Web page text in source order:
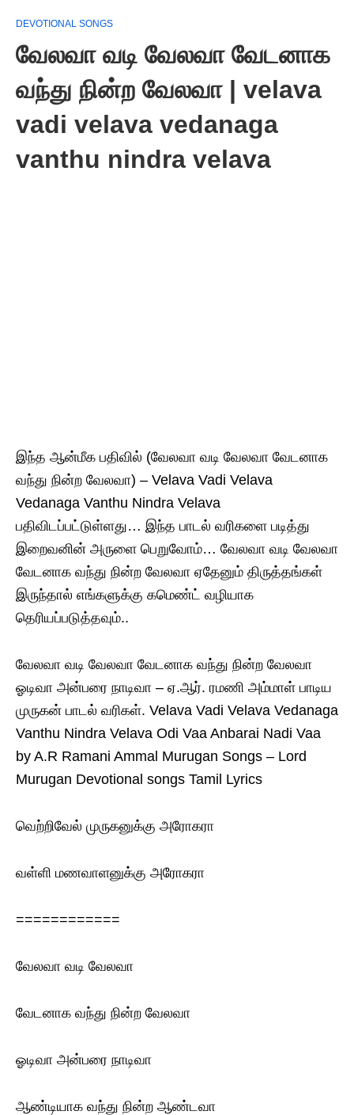
DEVOTIONAL SONGS
வேலவா வடி வேலவா வேடனாக
வந்து நின்ற வேலவா | velava
vadi velava vedanaga
vanthu nindra velava
இந்த ஆன்மீக பதிவில் (வேலவா வடி வேலவா வேடனாக
வந்து நின்ற வேலவா) – Velava Vadi Velava
Vedanaga Vanthu Nindra Velava
பதிவிடப்பட்டுள்ளது… இந்த பாடல் வரிகளை படித்து
இறைவனின் அருளை பெறுவோம்… வேலவா வடி வேலவா
வேடனாக வந்து நின்ற வேலவா ஏதேனும் திருத்தங்கள்
இருந்தால் எங்களுக்கு கமெண்ட் வழியாக
தெரியப்படுத்தவும்..
வேலவா வடி வேலவா வேடனாக வந்து நின்ற வேலவா
ஓடிவா அன்பரை நாடிவா – ஏ.ஆர். ர‌மணி அம்மாள் பாடிய
முருகன் பாடல் வரிகள். Velava Vadi Velava Vedanaga
Vanthu Nindra Velava Odi Vaa Anbarai Nadi Vaa
by A.R Ramani Ammal Murugan Songs – Lord
Murugan Devotional songs Tamil Lyrics
வெற்றிவேல் முருகனுக்கு அரோகரா
வள்ளி மணவாளனுக்கு அரோகரா
============
வேலவா வடி வேலவா
வேடனாக வந்து நின்ற வேலவா
ஓடிவா அன்பரை நாடிவா
ஆண்டியாக வந்து நின்ற ஆண்டவா